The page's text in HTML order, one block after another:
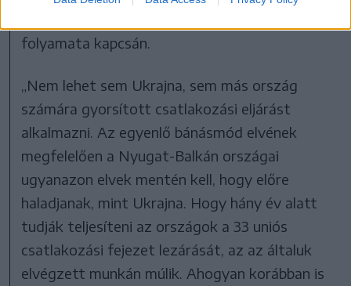
folyamata kapcsán.
„Nem lehet sem Ukrajna, sem más ország
számára gyorsított csatlakozási eljárást
alkalmazni. Az egyenlő bánásmód elvének
megfelelően a Nyugat-Balkán országai
ugyanazon elvek mentén kell, hogy előre
haladjanak, mint Ukrajna. Hogy hány év alatt
tudják teljesíteni az országok a 33 uniós
csatlakozási fejezet lezárását, az az általuk
elvégzett munkán múlik. Ahogyan korábban is